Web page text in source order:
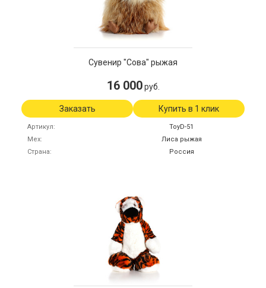
Сувенир "Сова" рыжая
16 000 руб.
Заказать Купить в 1 клик
Артикул
ToyD-51
Мех
Лиса рыжая
Страна
Россия